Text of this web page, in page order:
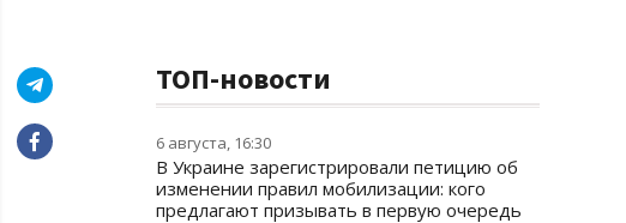
ТОП-новости
6 августа, 16:30
В Украине зарегистрировали петицию об
изменении правил мобилизации: кого
предлагают призывать в первую очередь